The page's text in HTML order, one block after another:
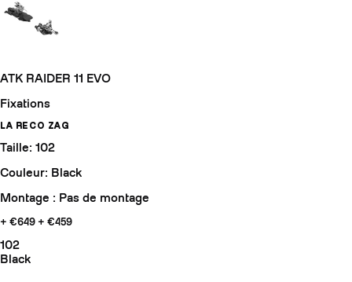
ATK RAIDER 11 EVO
Fixations
LA RECO ZAG
Taille: 102
Couleur: Black
Montage : Pas de montage
+ €649 + €459
102
Black